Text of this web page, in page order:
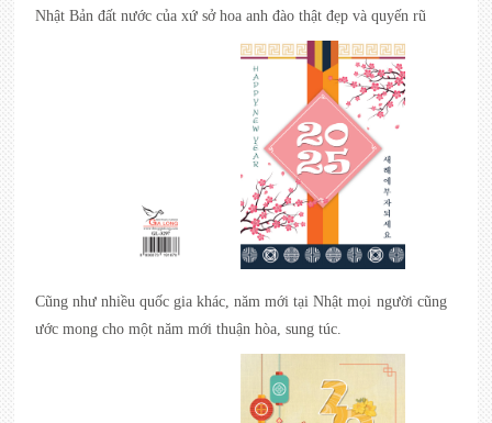
Nhật Bản đất nước của xứ sở hoa anh đào thật đẹp và quyến rũ
Cũng như nhiều quốc gia khác, năm mới tại Nhật mọi người cũng
ước mong cho một năm mới thuận hòa, sung túc.